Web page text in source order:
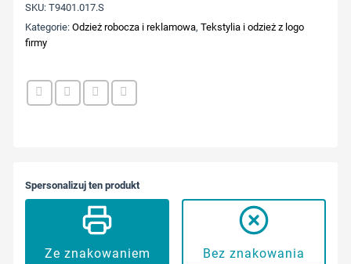
SKU:T9401.017.S
Kategorie:Odzież robocza i reklamowa,Tekstylia i odzież z logo
firmy
Spersonalizuj ten produkt
Ze znakowaniem Bez znakowania